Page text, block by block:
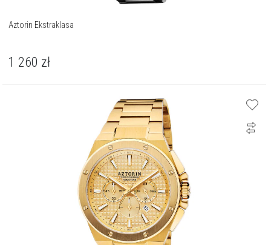
Aztorin Ekstraklasa
1 260 zł